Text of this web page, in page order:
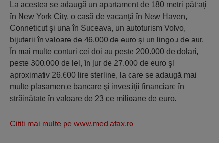
La acestea se adaugă un apartament de 180 metri pătraţi
în New York City, o casă de vacanţă în New Haven,
Conneticut şi una în Suceava, un autoturism Volvo,
bijuterii în valoare de 46.000 de euro şi un lingou de aur.
În mai multe conturi cei doi au peste 200.000 de dolari,
peste 300.000 de lei, în jur de 27.000 de euro şi
aproximativ 26.600 lire sterline, la care se adaugă mai
multe plasamente bancare şi investiţii financiare în
străinătate în valoare de 23 de milioane de euro.
Cititi mai multe pe www.mediafax.ro